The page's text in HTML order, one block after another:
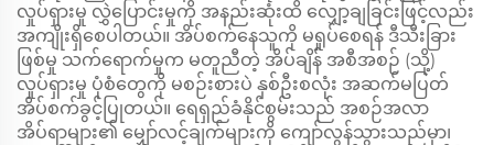
လှုပ်ရှားမှု လွှဲပြောင်းမှုကို အနည်းဆုံးထိ လျှော့ချခြင်းဖြင့်လည်း
အကျိုးရှိစေပါတယ်။ အိပ်စက်နေသူကို မရှုပ်စေရန် ဒီသီးခြား
ဖြစ်မှု သက်ရောက်မှုက မတူညီတဲ့ အိပ်ချိန် အစီအစဉ် (သို့)
လှုပ်ရှားမှု ပုံစံတွေကို မစဉ်းစားပဲ နှစ်ဦးစလုံး အဆက်မပြတ်
အိပ်စက်ခွင့်ပြုတယ်။ ရေရှည်ခံနိုင်စွမ်းသည် အစဉ်အလာ
အိပ်ရာများ၏ မျှော်လင့်ချက်များကို ကျော်လွန်သွားသည်မှာ၊